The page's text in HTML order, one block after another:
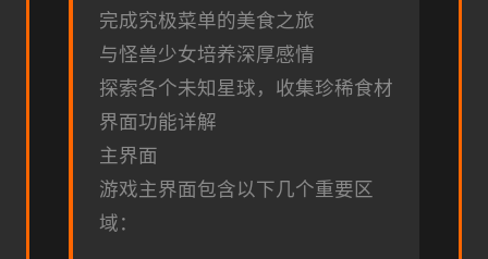
完成究极菜单的美食之旅
与怪兽少女培养深厚感情
探索各个未知星球，收集珍稀食材
界面功能详解
主界面
游戏主界面包含以下几个重要区
域：